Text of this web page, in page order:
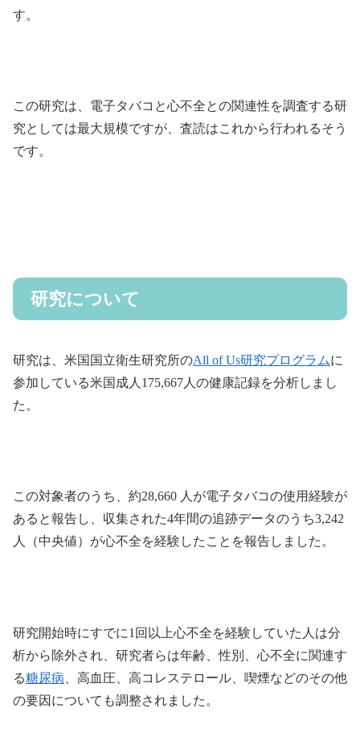
す。
この研究は、電子タバコと心不全との関連性を調査する研
究としては最大規模ですが、査読はこれから行われるそう
です。
研究について
研究は、米国国立衛生研究所のAll of Us研究プログラムに
参加している米国成人175,667人の健康記録を分析しまし
た。
この対象者のうち、約28,660 人が電子タバコの使用経験が
あると報告し、収集された4年間の追跡データのうち3,242
人（中央値）が心不全を経験したことを報告しました。
研究開始時にすでに1回以上心不全を経験していた人は分
析から除外され、研究者らは年齢、性別、心不全に関連す
る糖尿病 、高血圧、高コレステロール、喫煙などのその他
の要因についても調整されました。